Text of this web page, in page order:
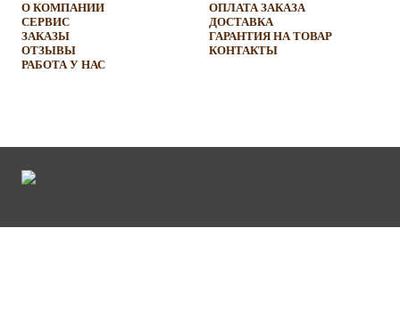
О КОМПАНИИ
СЕРВИС
ЗАКАЗЫ
ОТЗЫВЫ
РАБОТА У НАС
ОПЛАТА ЗАКАЗА
ДОСТАВКА
ГАРАНТИЯ НА ТОВАР
КОНТАКТЫ